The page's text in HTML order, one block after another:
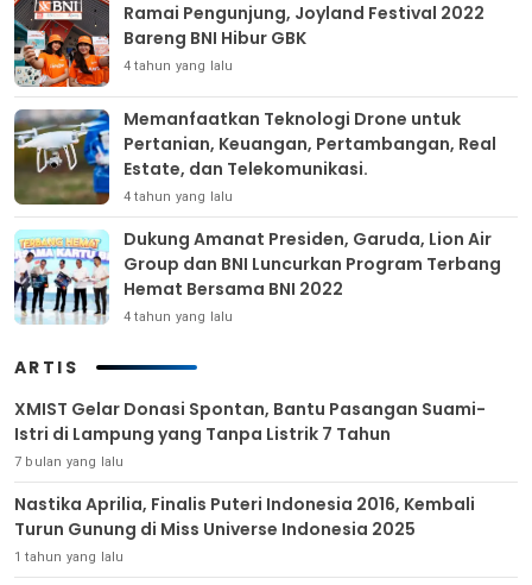
Ramai Pengunjung, Joyland Festival 2022
Bareng BNI Hibur GBK
4 tahun yang lalu
Memanfaatkan Teknologi Drone untuk
Pertanian, Keuangan, Pertambangan, Real
Estate, dan Telekomunikasi.
4 tahun yang lalu
Dukung Amanat Presiden, Garuda, Lion Air
Group dan BNI Luncurkan Program Terbang
Hemat Bersama BNI 2022
4 tahun yang lalu
ARTIS
XMIST Gelar Donasi Spontan, Bantu Pasangan Suami-
Istri di Lampung yang Tanpa Listrik 7 Tahun
7 bulan yang lalu
Nastika Aprilia, Finalis Puteri Indonesia 2016, Kembali
Turun Gunung di Miss Universe Indonesia 2025
1 tahun yang lalu